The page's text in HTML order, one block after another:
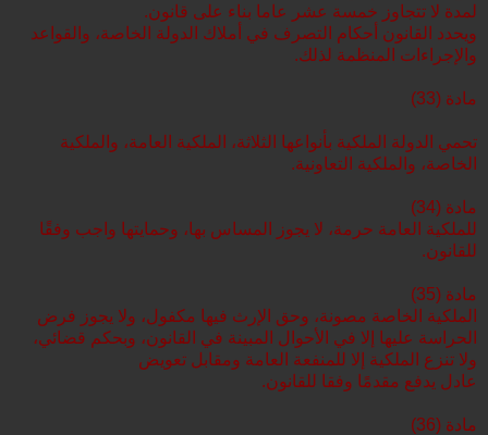
لمدة لا تتجاوز خمسة عشر عاما بناء على قانون.
ويحدد القانون أحكام التصرف في أملاك الدولة الخاصة، والقواعد
والإجراءات المنظمة لذلك.
مادة (33)
تحمي الدولة الملكية بأنواعها الثلاثة، الملكية العامة، والملكية
الخاصة، والملكية التعاونية.
مادة (34)
للملكية العامة حرمة، لا يجوز المساس بها، وحمايتها واجب وفقًا
للقانون.
مادة (35)
الملكية الخاصة مصونة، وحق الإرث فيها مكفول، ولا يجوز فرض
الحراسة عليها إلا في الأحوال المبينة في القانون، وبحكم قضائي،
ولا تنزع الملكية إلا للمنفعة العامة ومقابل تعويض
عادل يدفع مقدمًا وفقا للقانون.
مادة (36)